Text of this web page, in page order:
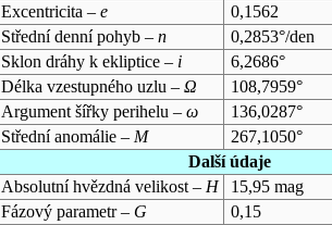
Excentricita – e
0,1562
Střední denní pohyb – n
0,2853°/den
Sklon dráhy k ekliptice – i
6,2686°
Délka vzestupného uzlu – Ω
108,7959°
Argument šířky perihelu – ω
136,0287°
Střední anomálie – M
267,1050°
Další údaje
Absolutní hvězdná velikost – H
15,95 mag
Fázový parametr – G
0,15